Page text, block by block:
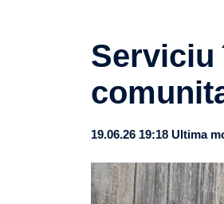
Serviciu
19.06.26 19:18 Ultima